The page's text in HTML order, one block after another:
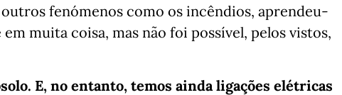
fenómenos como os incêndios, aprendeu-
muita coisa, mas não foi possível, pelos vistos,
E, no entanto, temos ainda ligações elétricas